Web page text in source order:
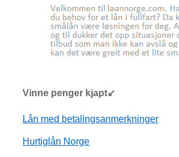
Vinne penger kjapt↙
Lån med betalingsanmerkninger
Hurtiglån Norge